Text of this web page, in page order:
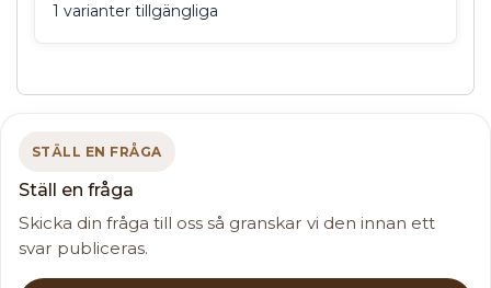
1 varianter tillgängliga
STÄLL EN FRÅGA
Ställ en fråga
Skicka din fråga till oss så granskar vi den innan ett
svar publiceras.